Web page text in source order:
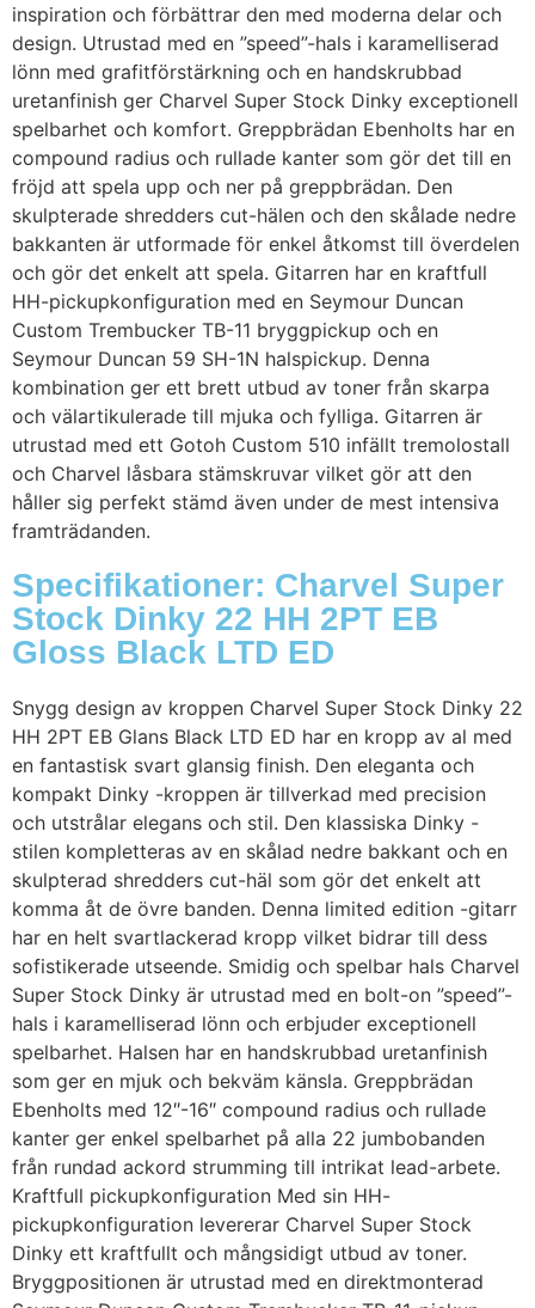
inspiration och förbättrar den med moderna delar och
design. Utrustad med en ”speed”-hals i karamelliserad
lönn med grafitförstärkning och en handskrubbad
uretanfinish ger Charvel Super Stock Dinky exceptionell
spelbarhet och komfort. Greppbrädan Ebenholts har en
compound radius och rullade kanter som gör det till en
fröjd att spela upp och ner på greppbrädan. Den
skulpterade shredders cut-hälen och den skålade nedre
bakkanten är utformade för enkel åtkomst till överdelen
och gör det enkelt att spela. Gitarren har en kraftfull
HH-pickupkonfiguration med en Seymour Duncan
Custom Trembucker TB-11 bryggpickup och en
Seymour Duncan 59 SH-1N halspickup. Denna
kombination ger ett brett utbud av toner från skarpa
och välartikulerade till mjuka och fylliga. Gitarren är
utrustad med ett Gotoh Custom 510 infällt tremolostall
och Charvel låsbara stämskruvar vilket gör att den
håller sig perfekt stämd även under de mest intensiva
framträdanden.
Specifikationer: Charvel Super
Stock Dinky 22 HH 2PT EB
Gloss Black LTD ED
Snygg design av kroppen Charvel Super Stock Dinky 22
HH 2PT EB Glans Black LTD ED har en kropp av al med
en fantastisk svart glansig finish. Den eleganta och
kompakt Dinky -kroppen är tillverkad med precision
och utstrålar elegans och stil. Den klassiska Dinky -
stilen kompletteras av en skålad nedre bakkant och en
skulpterad shredders cut-häl som gör det enkelt att
komma åt de övre banden. Denna limited edition -gitarr
har en helt svartlackerad kropp vilket bidrar till dess
sofistikerade utseende. Smidig och spelbar hals Charvel
Super Stock Dinky är utrustad med en bolt-on ”speed”-
hals i karamelliserad lönn och erbjuder exceptionell
spelbarhet. Halsen har en handskrubbad uretanfinish
som ger en mjuk och bekväm känsla. Greppbrädan
Ebenholts med 12″-16″ compound radius och rullade
kanter ger enkel spelbarhet på alla 22 jumbobanden
från rundad ackord strumming till intrikat lead-arbete.
Kraftfull pickupkonfiguration Med sin HH-
pickupkonfiguration levererar Charvel Super Stock
Dinky ett kraftfullt och mångsidigt utbud av toner.
Bryggpositionen är utrustad med en direktmonterad